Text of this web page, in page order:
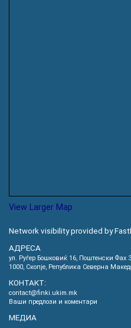
View Larger Map
Network visibility provided by
АДРЕСА
ул. Руѓер Бошковиќ 16, Пoштенски Фах
1000, Скопје, Република Северна
КОНТАКТ:
contact@finki.ukim.mk
Ваши предлози и коментари
МЕДИА